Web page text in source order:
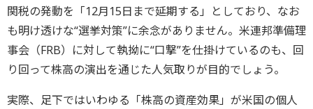
関税の発動を「12月15日まで延期する」としており、なお
も明け透けな“選挙対策”に余念がありません。米連邦準備理
事会（FRB）に対して執拗に“口撃”を仕掛けているのも、回
り回って株高の演出を通じた人気取りが目的でしょう。
実際、足下ではいわゆる「株高の資産効果」が米国の個人